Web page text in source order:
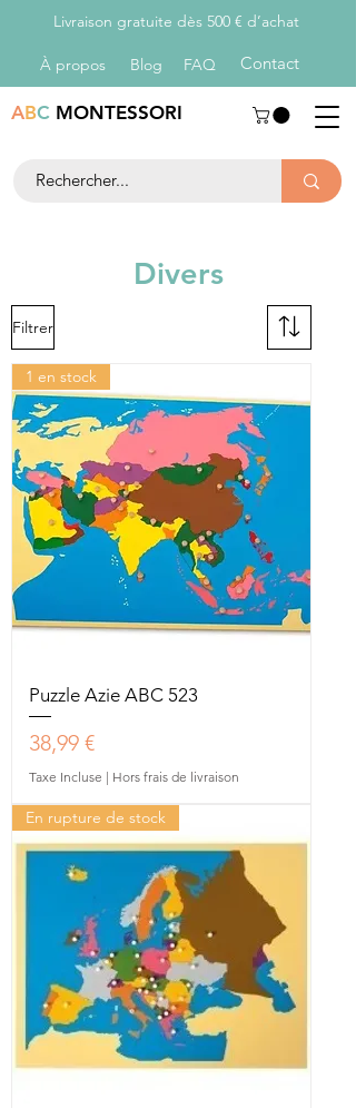
Livraison gratuite dès 500 € d’achat
À propos Blog FAQ Contact
ABC MONTESSORI
Divers
Filtrer
1 en stock
Puzzle Azie ABC 523
Prix
38,99 €
Taxe Incluse | Hors frais de livraison
En rupture de stock